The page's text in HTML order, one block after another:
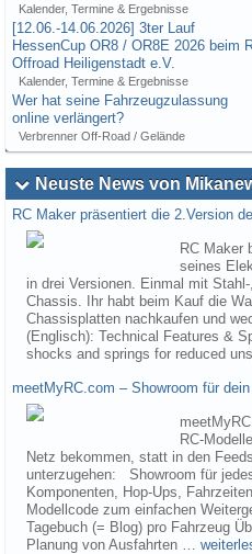
Kalender, Termine & Ergebnisse
[12.06.-14.06.2026] 3ter Lauf
HessenCup OR8 / OR8E 2026 beim
Offroad Heiligenstadt e.V.
Kalender, Termine & Ergebnisse
Wer hat seine Fahrzeugzulassung
online verlängert?
Verbrenner Off-Road / Gelände
Neuste News von
RC Maker präsentiert die 2.Version
RC Maker
seines
in drei Versionen. Einmal mit
Chassis. Ihr habt beim Kauf die
Chassisplatten nachkaufen und
(Englisch): Technical Features &
shocks and springs for reduced
meetMyRC.com – Showroom für dein
RC-
Netz bekommen, statt in den
unterzugehen: Showroom für
Komponenten, Hop-Ups,
Modellcode zum einfachen
Tagebuch (= Blog) pro Fahrzeug
Planung von Ausfahrten …